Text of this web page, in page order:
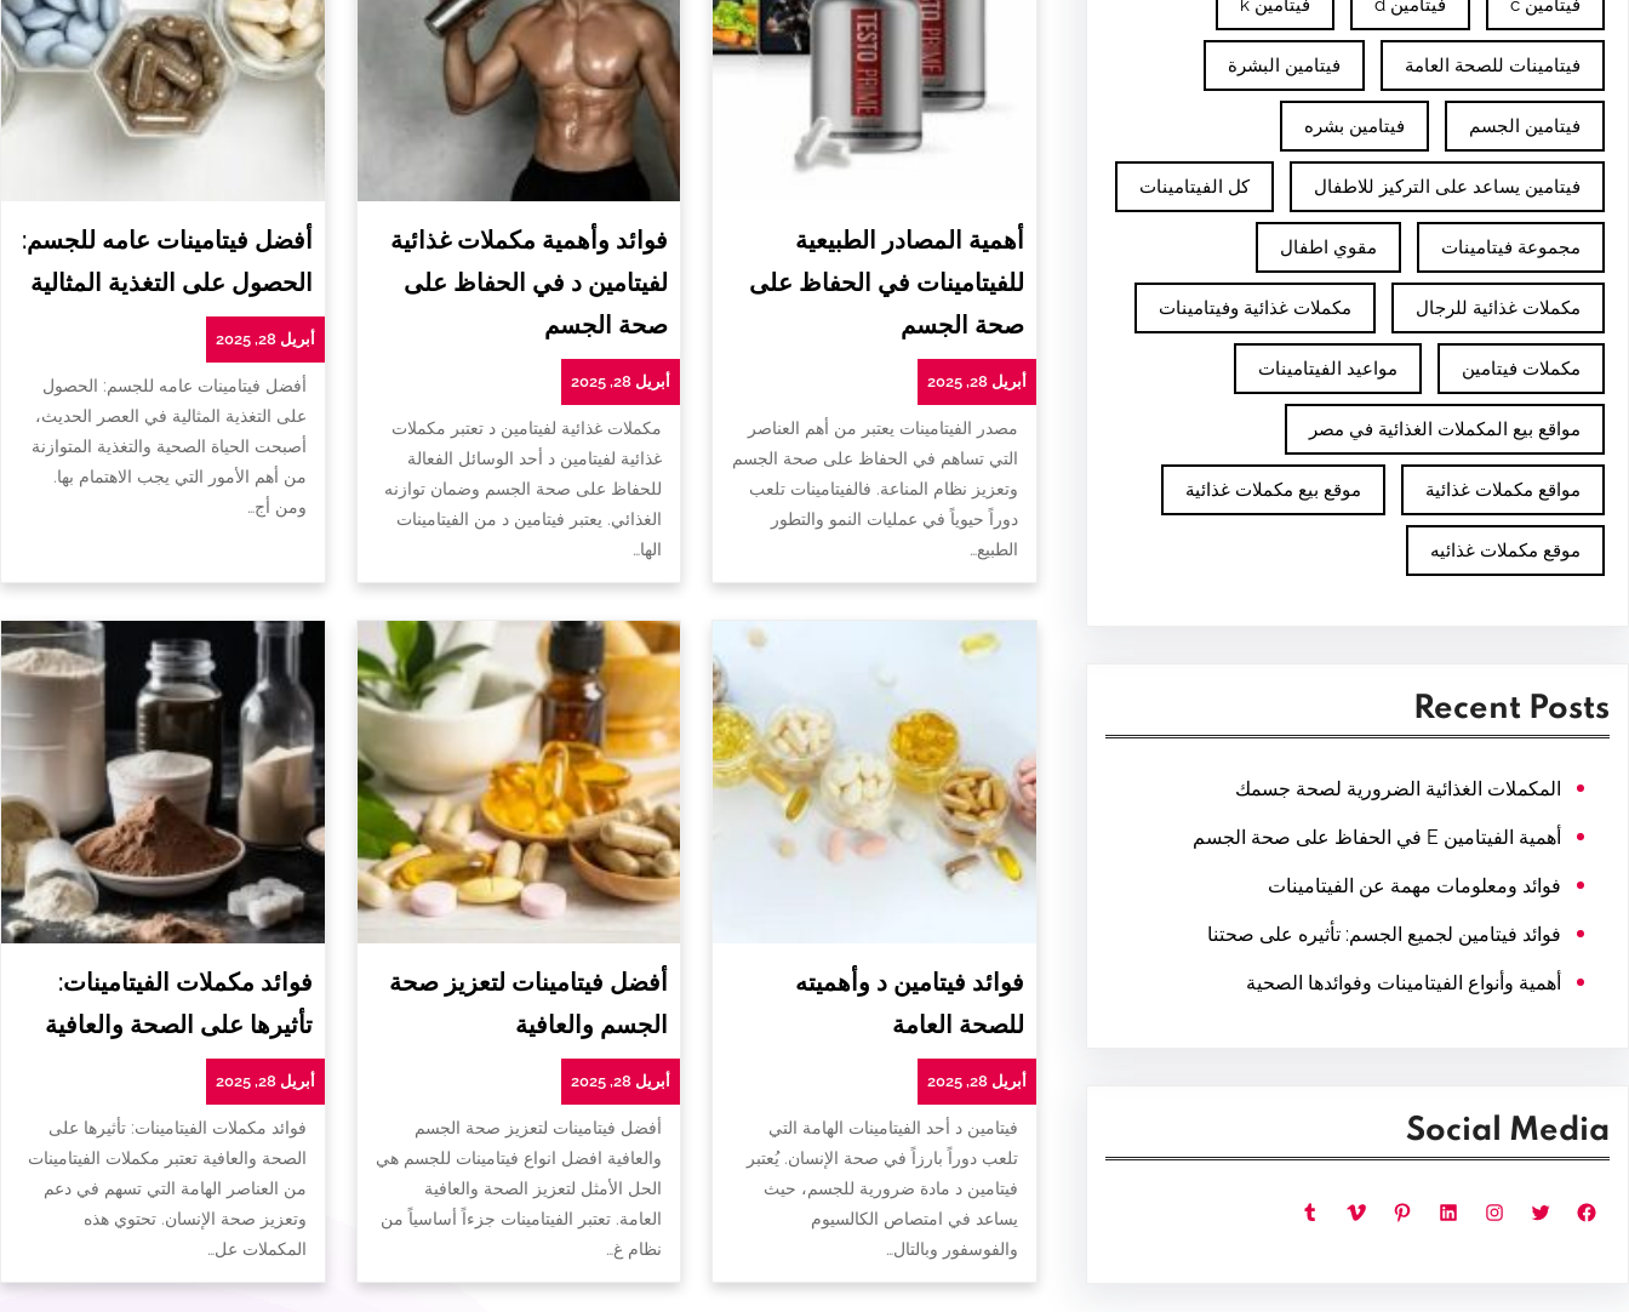
فيتامين c فيتامين d فيتامين k
فيتامينات للصحة العامة فيتامين البشرة
فيتامين الجسم فيتامين بشره
فيتامين يساعد على التركيز للاطفال كل الفيتامينات
مجموعة فيتامينات مقوي اطفال
مكملات غذائية للرجال مكملات غذائية وفيتامينات
مكملات فيتامين مواعيد الفيتامينات
مواقع بيع المكملات الغذائية في مصر
مواقع مكملات غذائية موقع بيع مكملات غذائية
موقع مكملات غذائيه
Recent Posts
المكملات الغذائية الضرورية لصحة جسمك
أهمية الفيتامين E في الحفاظ على صحة الجسم
فوائد ومعلومات مهمة عن الفيتامينات
فوائد فيتامين لجميع الجسم: تأثيره على صحتنا
أهمية وأنواع الفيتامينات وفوائدها الصحية
Social Media
فيسبوك تويتر إنستجرام لينكد إن بينتريست فيميو تمبلر
أهمية المصادر الطبيعية
للفيتامينات في الحفاظ على
صحة الجسم
أبريل 28, 2025
مصدر الفيتامينات يعتبر من أهم العناصر
التي تساهم في الحفاظ على صحة الجسم
وتعزيز نظام المناعة. فالفيتامينات تلعب
دوراً حيوياً في عمليات النمو والتطور
الطبيع…
فوائد وأهمية مكملات غذائية
لفيتامين د في الحفاظ على
صحة الجسم
أبريل 28, 2025
مكملات غذائية لفيتامين د تعتبر مكملات
غذائية لفيتامين د أحد الوسائل الفعالة
للحفاظ على صحة الجسم وضمان توازنه
الغذائي. يعتبر فيتامين د من الفيتامينات
الها…
أفضل فيتامينات عامه للجسم:
الحصول على التغذية المثالية
أبريل 28, 2025
أفضل فيتامينات عامه للجسم: الحصول
على التغذية المثالية في العصر الحديث،
أصبحت الحياة الصحية والتغذية المتوازنة
من أهم الأمور التي يجب الاهتمام بها.
ومن أج…
فوائد فيتامين د وأهميته
للصحة العامة
أبريل 28, 2025
فيتامين د أحد الفيتامينات الهامة التي
تلعب دوراً بارزاً في صحة الإنسان. يُعتبر
فيتامين د مادة ضرورية للجسم، حيث
يساعد في امتصاص الكالسيوم
والفوسفور وبالتال…
أفضل فيتامينات لتعزيز صحة
الجسم والعافية
أبريل 28, 2025
أفضل فيتامينات لتعزيز صحة الجسم
والعافية افضل انواع فيتامينات للجسم هي
الحل الأمثل لتعزيز الصحة والعافية
العامة. تعتبر الفيتامينات جزءاً أساسياً من
نظام غ…
فوائد مكملات الفيتامينات:
تأثيرها على الصحة والعافية
أبريل 28, 2025
فوائد مكملات الفيتامينات: تأثيرها على
الصحة والعافية تعتبر مكملات الفيتامينات
من العناصر الهامة التي تسهم في دعم
وتعزيز صحة الإنسان. تحتوي هذه
المكملات عل…